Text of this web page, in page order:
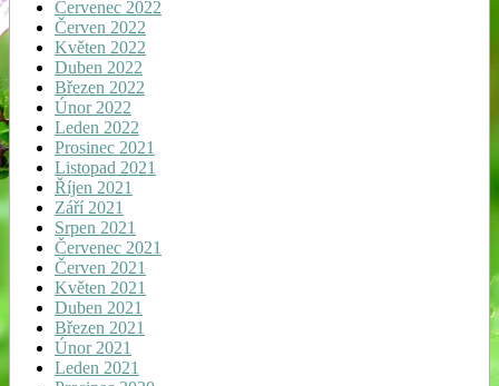
Červenec 2022
Červen 2022
Květen 2022
Duben 2022
Březen 2022
Únor 2022
Leden 2022
Prosinec 2021
Listopad 2021
Říjen 2021
Září 2021
Srpen 2021
Červenec 2021
Červen 2021
Květen 2021
Duben 2021
Březen 2021
Únor 2021
Leden 2021